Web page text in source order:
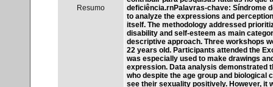
Resumo
deficiência.rnPalavras-chave: Síndrome
to analyze the expressions and
itself. The methodology addressed
disability and self-esteem as main
descriptive approach. Three workshops
22 years old. Participants attended the
was especially used to make drawings
expression. Data analysis demonstrated
who despite the age group and biological
see their sexuality positively. However, it